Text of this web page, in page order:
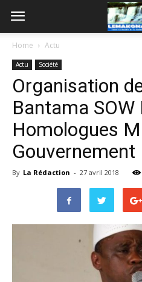
Home Actu
Actu Société
Organisation
Bantama
Homologues
Gouvernement
By La Rédaction - 27 avril 2018